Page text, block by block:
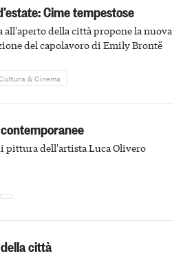
Cime tempestose
all'aperto della città propone la nuova
del capolavoro di Emily Brontë
& Cinema
pittura dell'artista Luca Olivero
città